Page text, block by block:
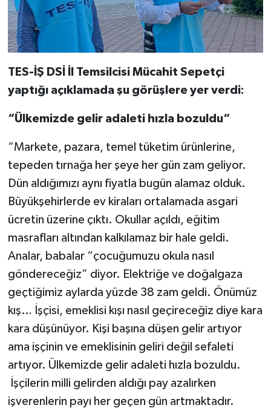
TES-İŞ DSİ İl Temsilcisi Mücahit Sepetçi
yaptığı açıklamada şu görüşlere yer verdi:
“Ülkemizde gelir adaleti hızla bozuldu“
“Markete, pazara, temel tüketim ürünlerine,
tepeden tırnağa her şeye her gün zam geliyor.
Dün aldığımızı aynı fiyatla bugün alamaz olduk.
Büyükşehirlerde ev kiraları ortalamada asgari
ücretin üzerine çıktı. Okullar açıldı, eğitim
masrafları altından kalkılamaz bir hale geldi.
Analar, babalar “çocuğumuzu okula nasıl
göndereceğiz” diyor. Elektriğe ve doğalgaza
geçtiğimiz aylarda yüzde 38 zam geldi. Önümüz
kış… İşçisi, emeklisi kışı nasıl geçireceğiz diye kara
kara düşünüyor. Kişi başına düşen gelir artıyor
ama işçinin ve emeklisinin geliri değil sefaleti
artıyor. Ülkemizde gelir adaleti hızla bozuldu.
İşçilerin milli gelirden aldığı pay azalırken
işverenlerin payı her geçen gün artmaktadır.